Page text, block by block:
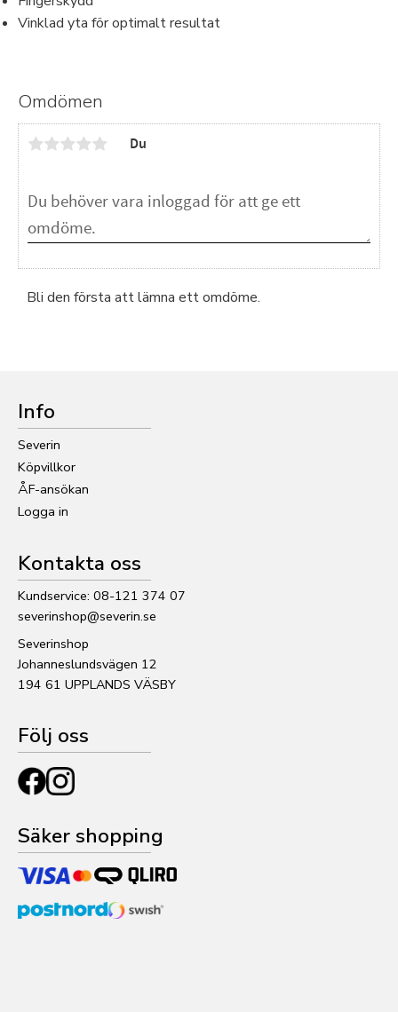
Vinklad yta för optimalt resultat
Omdömen
Du
Bli den första att lämna ett omdöme.
Info
Severin
Köpvillkor
ÅF-ansökan
Logga in
Kontakta oss
Kundservice: 08-121 374 07
severinshop@severin.se
Severinshop
Johanneslundsvägen 12
194 61 UPPLANDS VÄSBY
Följ oss
Säker shopping